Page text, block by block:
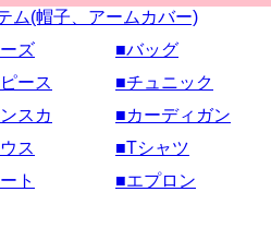
ム(帽子、アームカバー)
ズ
■バッグ
ース
■チュニック
スカ
■カーディガン
ス
■Tシャツ
ト
■エプロン